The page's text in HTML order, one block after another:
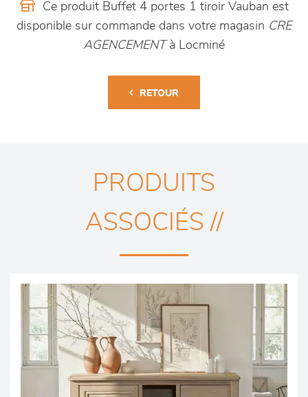
Ce produit Buffet 4 portes 1 tiroir Vauban est
disponible sur commande dans votre magasin CRE
AGENCEMENTà Locminé
RETOUR
PRODUITS
ASSOCIÉS //